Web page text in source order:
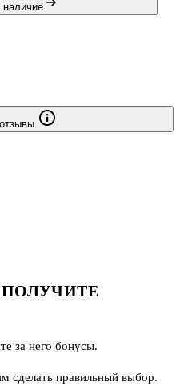
наличие
ПОЛУЧИТЕ
за него бонусы.
сделать правильный выбор.